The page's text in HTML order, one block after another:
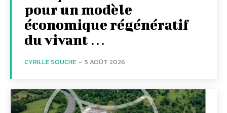
pour un modèle
économique régénératif
du vivant …
CYRILLE SOUCHE - 5 AOÛT 2026